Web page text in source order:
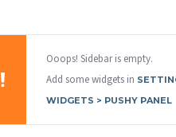
Ooops! Sidebar is empty.
Add some widgets in
WIDGETS > PUSHY PANEL